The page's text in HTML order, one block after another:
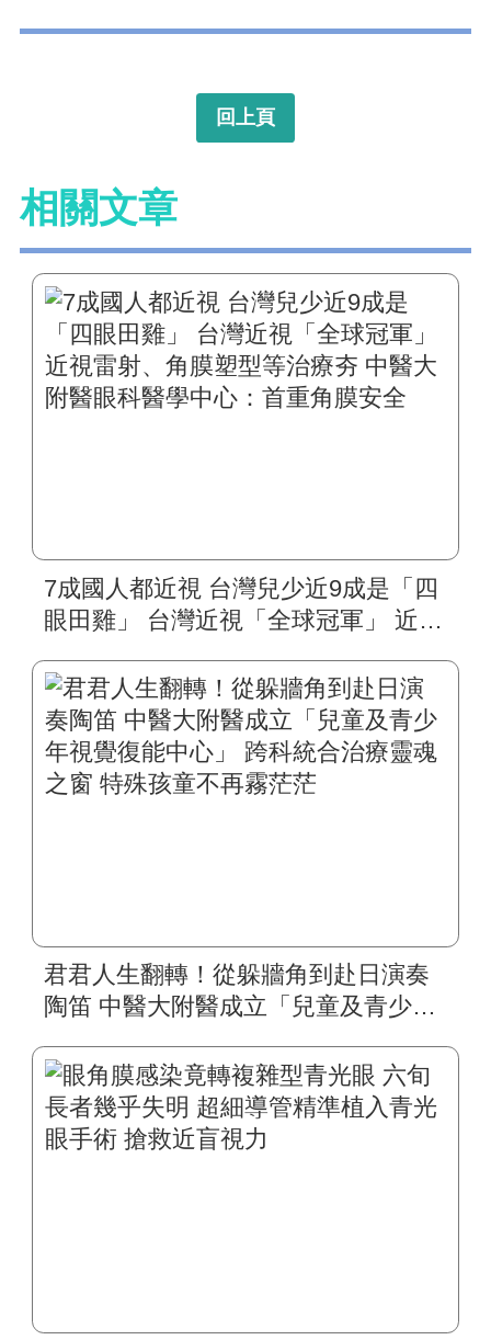
回上頁
相關文章
7成國人都近視 台灣兒少近9成是「四
眼田雞」 台灣近視「全球冠軍」 近視
眼科醫學中心：首重角膜安全
君君人生翻轉！從躲牆角到赴日演奏
陶笛 中醫大附醫成立「兒童及青少年
窗 特殊孩童不再霧茫茫